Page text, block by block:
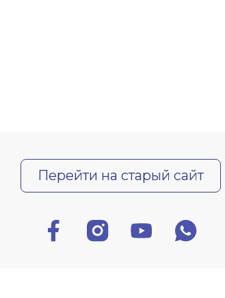
Перейти на старый сайт